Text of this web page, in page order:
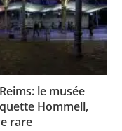
le musée
Hommell,
rare